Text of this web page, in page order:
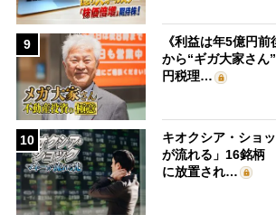
9
《利益は年5億円
から“ギガ大家さん
円税理…
10
キオクシア・ショ
が流れる」16銘柄
に放置され…